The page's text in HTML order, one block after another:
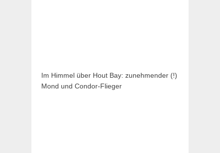
Im Himmel über Hout Bay: zunehmender (!)
Mond und Condor-Flieger